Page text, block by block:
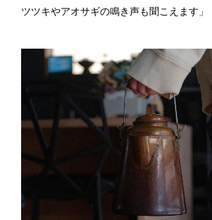
ツツキやアオサギの鳴き声も聞こえます」